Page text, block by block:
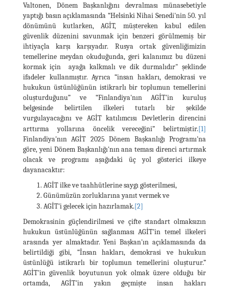
Valtonen, Dönem Başkanlığını devralması münasebetiyle
yaptığı basın açıklamasında “Helsinki Nihai Senedi'nin 50. yıl
dönümünü kutlarken, AGİT, müştereken kabul edilen
güvenlik düzenini savunmak için benzeri görülmemiş bir
ihtiyaçla karşı karşıyadır. Rusya ortak güvenliğimizin
temellerine meydan okuduğunda, geri kalanımız bu düzeni
kormak için ayağa kalkmalı ve dik durmalıdır" şeklinde
ifadeler kullanmıştır. Ayrıca “insan hakları, demokrasi ve
hukukun üstünlüğünün istikrarlı bir toplumun temellerini
oluşturduğunu” ve “Finlandiya'nın AGİT'in kuruluş
belgesinde belirtilen ilkeleri tutarlı bir şekilde
vurgulayacağını ve AGİT katılımcısı Devletlerin direncini
arttırma yollarına öncelik vereceğini” belirtmiştir.[1]
Finlandiya'nın AGİT 2025 Dönem Başkanlığı Programı'na
göre, yeni Dönem Başkanlığı'nın ana teması direnci artırmak
olacak ve programı aşağıdaki üç yol gösterici ilkeye
dayanacaktır:
AGİT ilke ve taahhütlerine saygı gösterilmesi,
Günümüzün zorluklarına yanıt vermek ve
AGİT'i gelecek için hazırlamak.[2]
Demokrasinin güçlendirilmesi ve çifte standart olmaksızın
hukukun üstünlüğünün sağlanması AGİT'in temel ilkeleri
arasında yer almaktadır. Yeni Başkan'ın açıklamasında da
belirtildiği gibi, “İnsan hakları, demokrasi ve hukukun
üstünlüğü istikrarlı bir toplumun temellerini oluşturur.”
AGİT'in güvenlik boyutunun yok olmak üzere olduğu bir
ortamda, AGİT'in yakın geçmişte insan hakları